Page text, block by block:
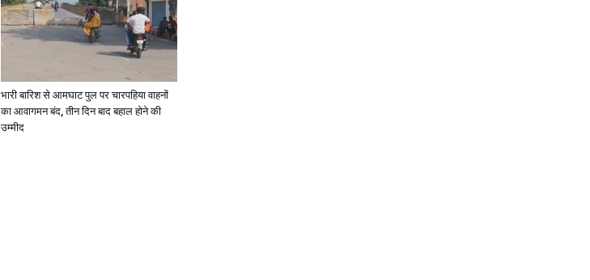
भारी बारिश से आमघाट पुल पर चारपहिया वाहनों
का आवागमन बंद, तीन दिन बाद बहाल होने की
उम्मीद